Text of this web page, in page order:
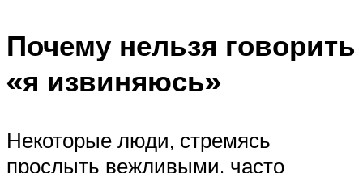
Почему нельзя говорить
«я извиняюсь»
Некоторые люди, стремясь
прослыть вежливыми, часто